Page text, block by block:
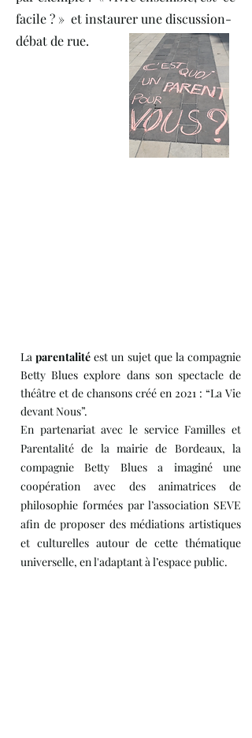
facile ? » et instaurer une discussion-
débat de rue.
Laparentalitéest un sujet que la compagnie
Betty Blues explore dans son spectacle de
théâtre et de chansons créé en 2021 : “La Vie
devant Nous”.
En partenariat avec le service Familles et
Parentalité de la mairie de Bordeaux, la
compagnie Betty Blues a imaginé une
coopération avec des animatrices de
philosophie formées par l’association SEVE
afin de proposer des médiations artistiques
et culturelles autour de cette thématique
universelle, en l'adaptant à l’espace public.